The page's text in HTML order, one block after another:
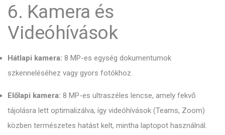
6. Kamera és
Videóhívások
Hátlapi kamera: 8 MP-es egység dokumentumok
szkenneléséhez vagy gyors fotókhoz.
Előlapi kamera: 8 MP-es ultraszéles lencse, amely fekvő
tájolásra lett optimalizálva, így videóhívások (Teams, Zoom)
közben természetes hatást kelt, mintha laptopot használnál.